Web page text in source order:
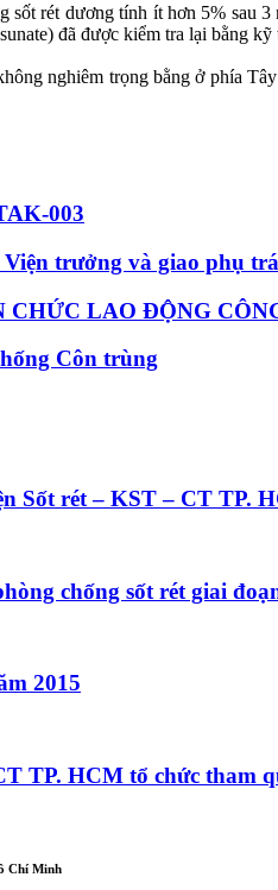
sốt rét dương tính ít hơn 5% sau
đã được kiểm tra lại bằng
nghiêm trọng bằng ở phía
003
Viện trưởng và giao phụ
LAO ĐỘNG
Côn trùng
Sốt rét – KST – CT TP.
chống sốt rét giai
2015
TP. HCM tổ chức tham
Chí Minh